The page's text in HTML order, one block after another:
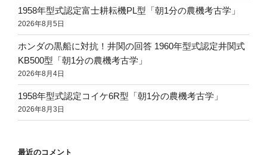
の
1958年型式認定富士耕耘機PL型「朝1分の農機考古学」
2026年8月5日
ホンダの黒船に対抗！井関の回答 1960年型式認定井関式
KB500型「朝1分の農機考古学」
2026年8月4日
1958年型式認定コイケ6R型「朝1分の農機考古学」
2026年8月3日
最近のコメント